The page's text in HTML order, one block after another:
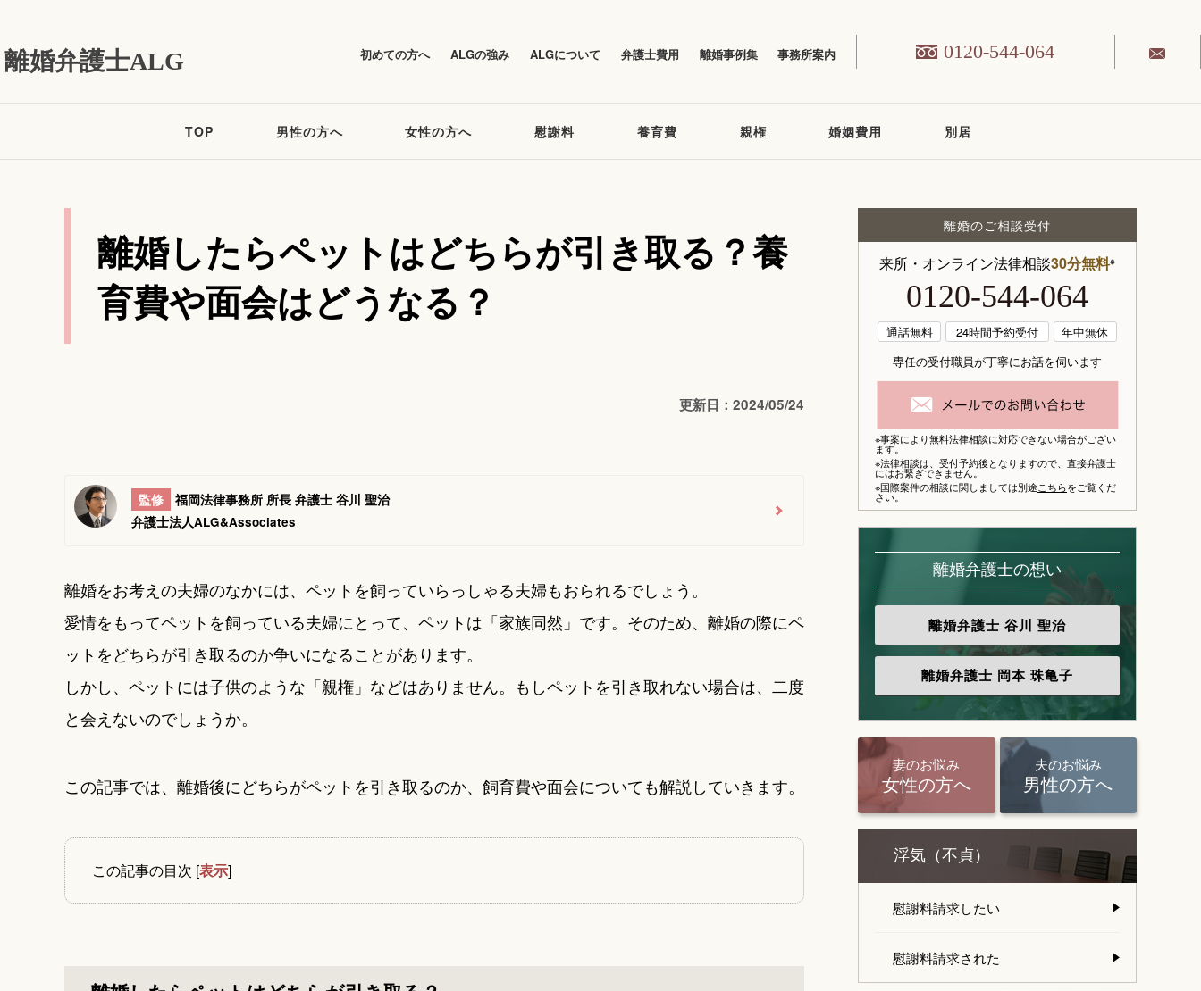
離婚弁護士ALG 初めての方へ ALGの強み ALGについて 弁護士費用 離婚事例集 事務所案内 0120-544-064
TOP 男性の方へ 女性の方へ 慰謝料 養育費 親権 婚姻費用 別居
離婚したらペットはどちらが引き取る？養
育費や面会はどうなる？
更新日：2024/05/24
監修
福岡法律事務所 所長 弁護士 谷川 聖治
弁護士法人ALG&Associates
離婚をお考えの夫婦のなかには、ペットを飼っていらっしゃる夫婦もおられるでしょう。
愛情をもってペットを飼っている夫婦にとって、ペットは「家族同然」です。そのため、離婚の際にペ
ットをどちらが引き取るのか争いになることがあります。
しかし、ペットには子供のような「親権」などはありません。もしペットを引き取れない場合は、二度
と会えないのでしょうか。
この記事では、離婚後にどちらがペットを引き取るのか、飼育費や面会についても解説していきます。
この記事の目次 [表示]
離婚のご相談受付
来所・オンライン法律相談30分無料※
0120-544-064
通話無料 24時間予約受付
年中無休
専任の受付職員が丁寧にお話を伺います
※事案により無料法律相談に対応できない場合がござい
ます。
※法律相談は、 受付予約後となりますので、 直接弁護士
にはお繋ぎできません。
※国際案件の相談に関しましては別途こちらをご覧くだ
さい。
離婚弁護士の想い
離婚弁護士 谷川 聖治
離婚弁護士 岡本 珠亀子
妻のお悩み
女性の方へ
夫のお悩み
男性の方へ
浮気（不貞）
慰謝料請求したい
慰謝料請求された